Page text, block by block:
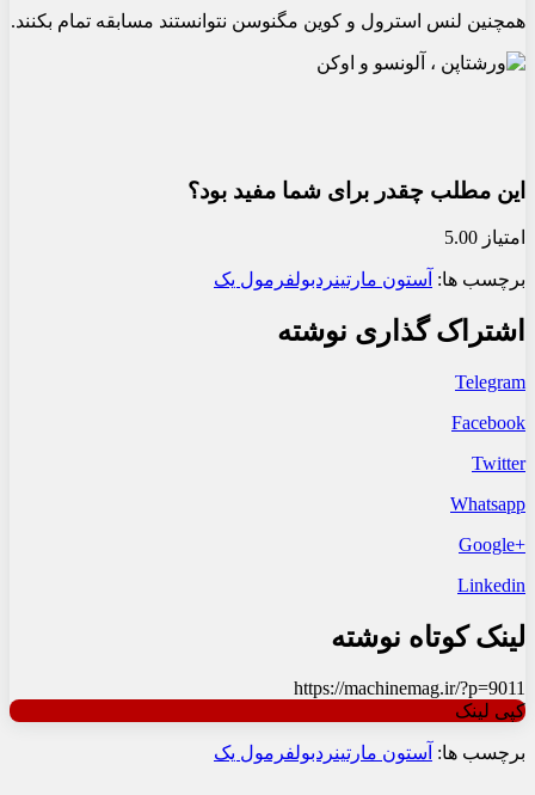
همچنین لنس استرول و کوین مگنوسن نتوانستند مسابقه تمام بکنند.
این مطلب چقدر برای شما مفید بود؟
امتیاز 5.00
برچسب ها: آستون مارتینردبولفرمول یک
اشتراک گذاری نوشته
Telegram
Facebook
Twitter
Whatsapp
+Google
Linkedin
لینک کوتاه نوشته
https://machinemag.ir/?p=9011
کپی لینک
برچسب ها: آستون مارتینردبولفرمول یک